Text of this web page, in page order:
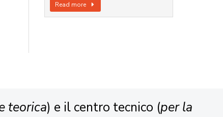
Read more
teorica) e il centro tecnico (per la